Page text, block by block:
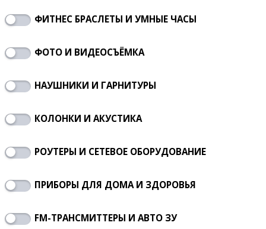
ФИТНЕС БРАСЛЕТЫ И УМНЫЕ ЧАСЫ
ФОТО И ВИДЕОСЪЁМКА
НАУШНИКИ И ГАРНИТУРЫ
КОЛОНКИ И АКУСТИКА
РОУТЕРЫ И СЕТЕВОЕ ОБОРУДОВАНИЕ
ПРИБОРЫ ДЛЯ ДОМА И ЗДОРОВЬЯ
FM-ТРАНСМИТТЕРЫ И АВТО ЗУ